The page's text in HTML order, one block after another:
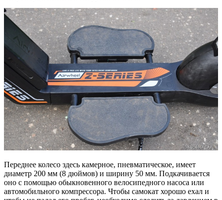
Переднее колесо здесь камерное, пневматическое, имеет
диаметр 200 мм (8 дюймов) и ширину 50 мм. Подкачивается
оно с помощью обыкновенного велосипедного насоса или
автомобильного компрессора. Чтобы самокат хорошо ехал и